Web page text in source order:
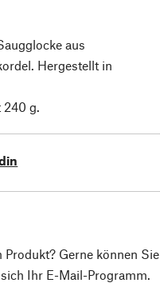
aus
Hergestellt in
240 g.
Produkt? Gerne können Sie
Ihr E-Mail-Programm.